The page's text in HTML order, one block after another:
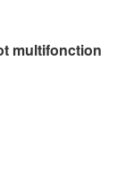
multifonction